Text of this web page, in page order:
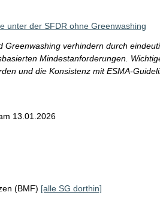
unter der SFDR ohne Greenwashing
Greenwashing verhindern durch
Mindestanforderungen.
und die Konsistenz mit ESMA-
13.01.2026
(BMF) [alle SG dorthin]